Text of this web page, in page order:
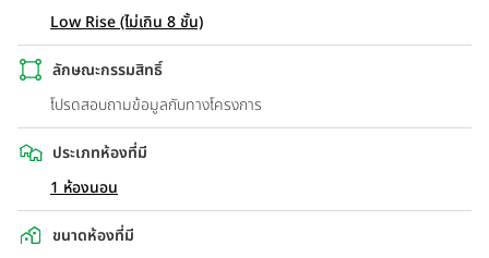
Low Rise (ไม่เกิน 8 ชั้น)
ลักษณะกรรมสิทธิ์
โปรดสอบถามข้อมูลกับทางโครงการ
ประเภทห้องที่มี
1 ห้องนอน
ขนาดห้องที่มี